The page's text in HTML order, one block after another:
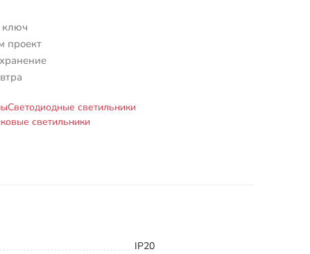
проект
Светодиодные светильники
светильники
IP20